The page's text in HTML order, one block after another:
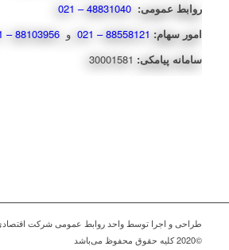
روابط عمومی:
امور سهام: 88558121 – 021 و
سامانه پیامکی:
طراحی و اجرا توسط واحد روابط عمومی شرکت
©2020 کلیه حقوق محفوظ می‌باشد